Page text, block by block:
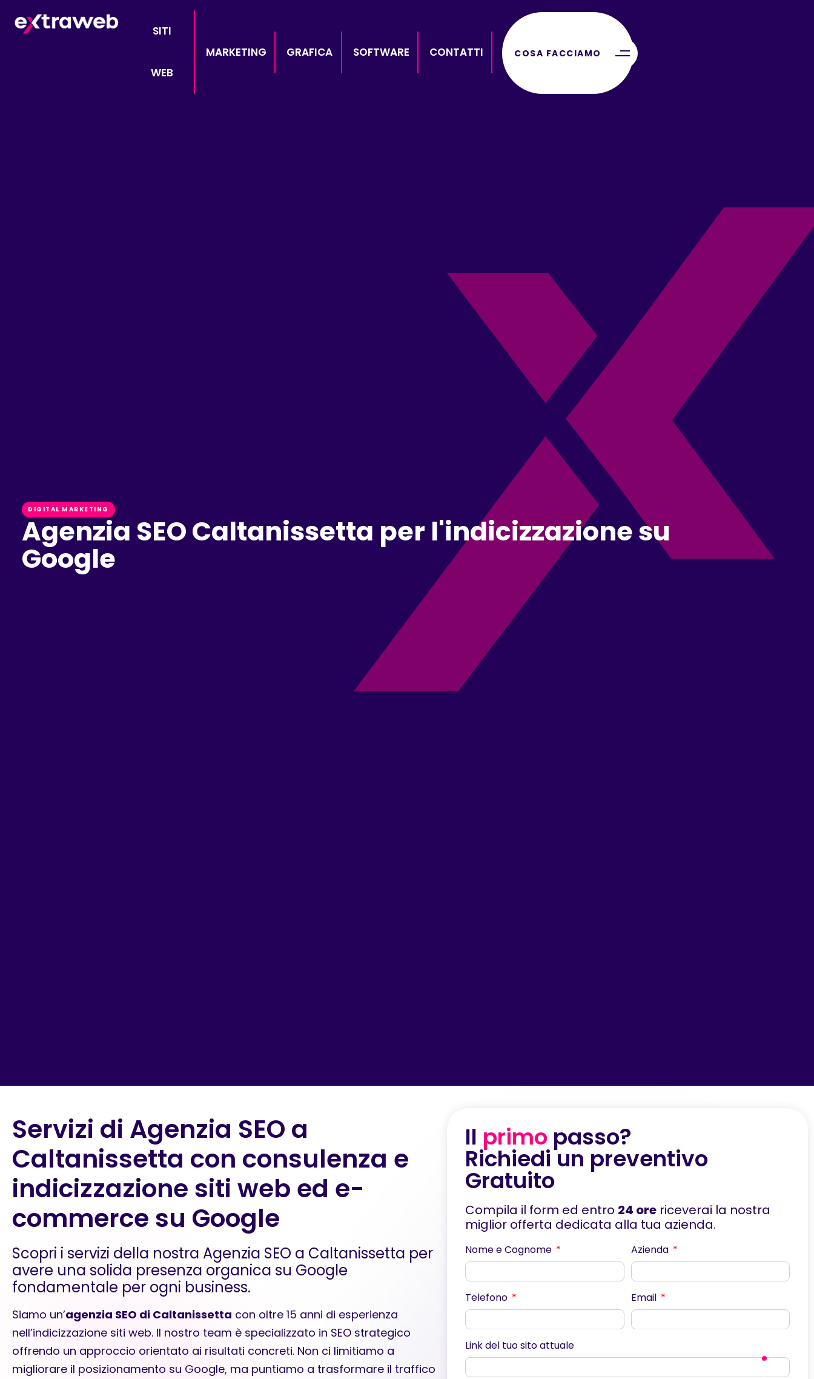
SITI
WEB
MARKETING GRAFICA SOFTWARE CONTATTI COSA FACCIAMO
DIGITAL MARKETING
Agenzia SEO Caltanissetta per l'indicizzazione su
Google
Servizi di Agenzia SEO a
Caltanissetta con consulenza e
indicizzazione siti web ed e-
commerce su Google
Scopri i servizi della nostra Agenzia SEO a Caltanissetta per
avere una solida presenza organica su Google
fondamentale per ogni business.
Siamo un’agenzia SEO di Caltanissetta con oltre 15 anni di esperienza
nell’indicizzazione siti web. Il nostro team è specializzato in SEO strategico
offrendo un approccio orientato ai risultati concreti. Non ci limitiamo a
migliorare il posizionamento su Google, ma puntiamo a trasformare il traffico
Il primo passo?
Richiedi un preventivo
Gratuito
Compila il form ed entro 24 orericeverai la nostra
miglior offerta dedicata alla tua azienda.
Nome e Cognome Azienda
Telefono Email
Link del tuo sito attuale